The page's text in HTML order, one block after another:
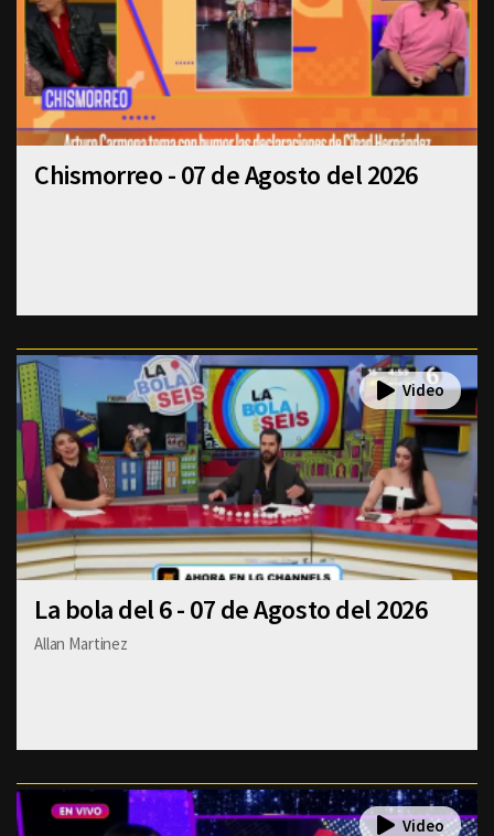
Chismorreo - 07 de Agosto del 2026
La bola del 6 - 07 de Agosto del 2026
Allan Martinez